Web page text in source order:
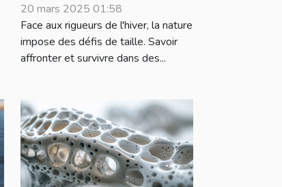
hivernales extrêmes
20 mars 2025 01:58
Face aux rigueurs de l'hiver, la nature
impose des défis de taille. Savoir
affronter et survivre dans des...